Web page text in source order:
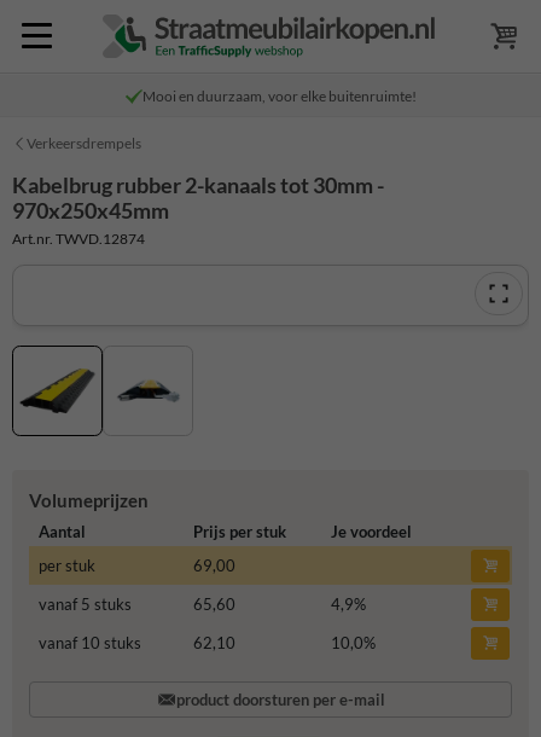
Mooi en duurzaam, voor elke buitenruimte!
Verkeersdrempels
Kabelbrug rubber 2-kanaals tot 30mm -
970x250x45mm
Art.nr. TWVD.12874
Volumeprijzen
Aantal Prijs per stuk
Je voordeel
per stuk
69,00
vanaf 5 stuks
65,60 4,9%
vanaf 10 stuks
62,10 10,0%
product doorsturen per e-mail